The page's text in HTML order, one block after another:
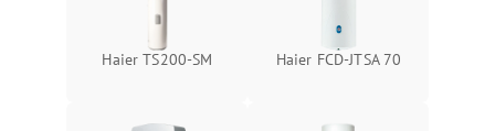
Haier TS200-SM Haier FCD-JTSA 70